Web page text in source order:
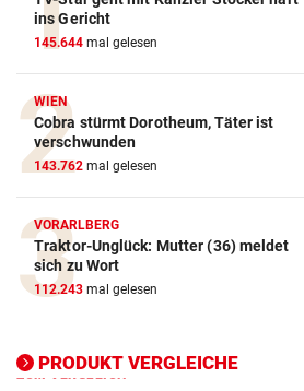
ins Gericht
145.644 mal gelesen
WIEN
Cobra stürmt Dorotheum, Täter ist
verschwunden
143.762 mal gelesen
VORARLBERG
Traktor-Unglück: Mutter (36) meldet
sich zu Wort
112.243 mal gelesen
PRODUKT VERGLEICHE
Action-Cam Vergleich
ZUM VERGLEICH
Crosstrainer Vergleich
ZUM VERGLEICH
E-Bike Vergleich
ZUM VERGLEICH
Elektro-Scooter Vergleich
ZUM VERGLEICH
ZUM VERGLEICH